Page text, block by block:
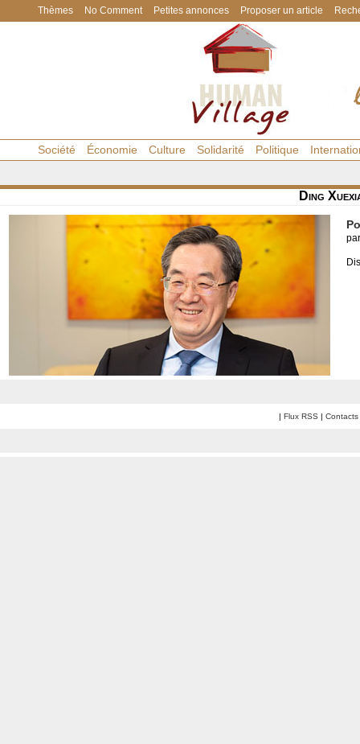
Thèmes No Comment Petites annonces Proposer un article
Société Économie Culture Solidarité Politique
Ding
| Flux RSS | Contacts